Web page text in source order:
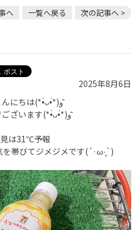
へ 一覧へ戻る 次の記事へ >
2025年8月6日
みなさん、こんにちは(*•̀ᴗ•́*)و ̑̑
タイヤ館北見でございます(*•̀ᴗ•́*)و ̑̑
は31℃予報
帯びてジメジメです(´·ω·̥`)